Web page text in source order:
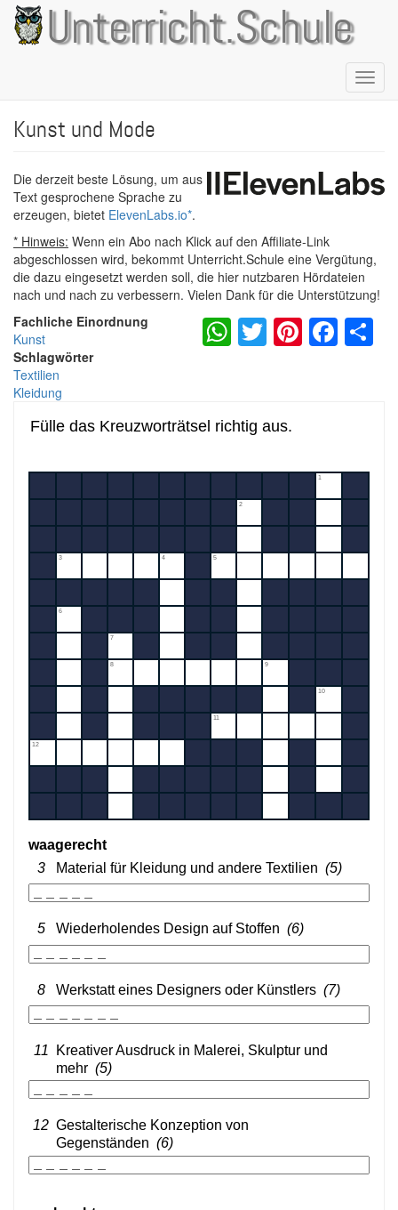
Direkt
zum
Inhalt
Unterricht.Schule
Kunst und Mode
Die derzeit beste Lösung, um aus
Text gesprochene Sprache zu
erzeugen, bietet ElevenLabs.io*.
* Hinweis: Wenn ein Abo nach Klick auf den Affiliate-Link
abgeschlossen wird, bekommt Unterricht.Schule eine Vergütung,
die dazu eingesetzt werden soll, die hier nutzbaren Hördateien
nach und nach zu verbessern. Vielen Dank für die Unterstützung!
Fachliche Einordnung
Kunst
Schlagwörter
Textilien
Kleidung
WhatsApp
Twitter